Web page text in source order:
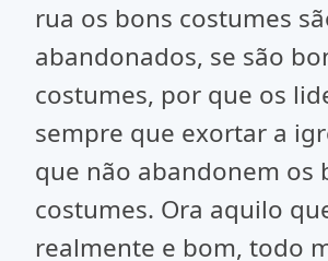
rua os bons costumes
abandonados, se são
costumes, por que os
sempre que exortar a
que não abandonem os
costumes. Ora aquilo
realmente e bom, todo